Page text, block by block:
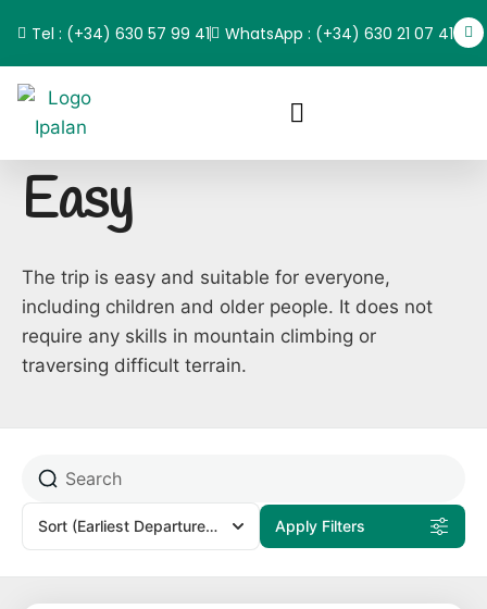
Tel : (+34) 630 57 99 41 WhatsApp : (+34) 630 21 07 41
Easy
The trip is easy and suitable for everyone,
including children and older people. It does not
require any skills in mountain climbing or
traversing difficult terrain.
Sort (Earliest Departures) Apply Filters